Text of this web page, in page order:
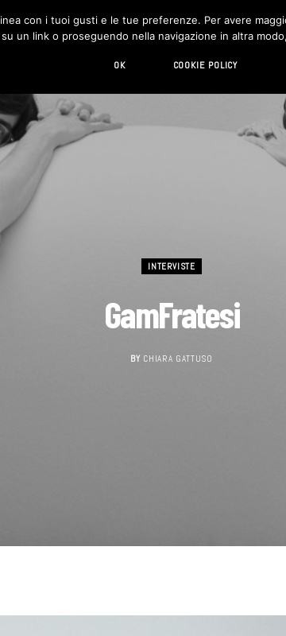
DESIGN LIVING HI-TECH CHI
INTERVISTE
GamFratesi
BY CHIARA GATTUSO
con i tuoi gusti e le tue preferenze. Per avere
un link o proseguendo nella navigazione in altra
OK COOKIE POLICY